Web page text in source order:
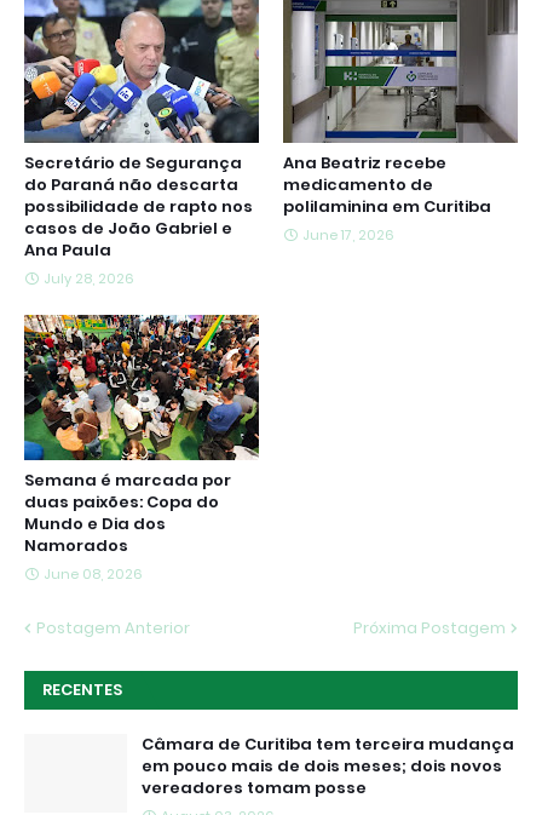
Secretário de Segurança
do Paraná não descarta
possibilidade de rapto nos
casos de João Gabriel e
Ana Paula
July 28, 2026
Ana Beatriz recebe
medicamento de
polilaminina em Curitiba
June 17, 2026
Semana é marcada por
duas paixões: Copa do
Mundo e Dia dos
Namorados
June 08, 2026
Postagem Anterior Próxima Postagem
RECENTES
Câmara de Curitiba tem terceira mudança
em pouco mais de dois meses; dois novos
vereadores tomam posse